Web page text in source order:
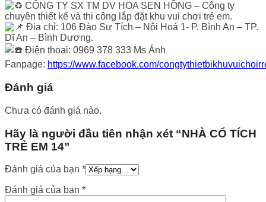
CÔNG TY SX TM DV HOA SEN HỒNG – Công ty
chuyên thiết kế và thi công lắp đặt khu vui chơi trẻ em.
Địa chỉ: 106 Đào Sư Tích – Nội Hoá 1- P. Bình An – TP.
Dĩ An – Bình Dương.
Điện thoại: 0969 378 333 Ms Ánh
Fanpage: https://www.facebook.com/
Đánh giá
Chưa có đánh giá nào.
Hãy là người đầu tiên nhận xét “NHÀ CỔ TÍCH
TRẺ EM 14”
Đánh giá của bạn *
Đánh giá của bạn *